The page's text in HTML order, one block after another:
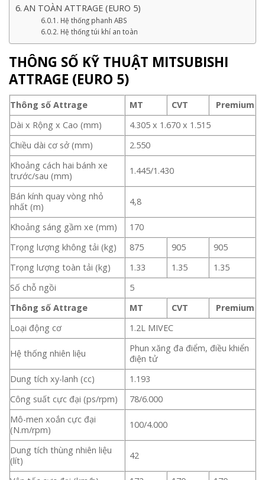
AN TOÀN ATTRAGE (EURO 5)
Hệ thống phanh ABS
Hệ thống túi khí an toàn
THÔNG SỐ KỸ THUẬT MITSUBISHI
ATTRAGE (EURO 5)
Thông số Attrage MT CVT
Premium
Dài x Rộng x Cao (mm)
4.305 x 1.670 x 1.515
Chiều dài cơ sở (mm)
2.550
Khoảng cách hai bánh xe
trước/sau (mm)
1.445/1.430
Bán kính quay vòng nhỏ
nhất (m)
4,8
Khoảng sáng gầm xe (mm)
170
Trọng lượng không tải (kg)
875 905
905
Trọng lượng toàn tải (kg)
1.33 1.35
1.35
Số chỗ ngồi
5
Thông số Attrage
MT CVT
Premium
Loại động cơ
1.2L MIVEC
Hệ thống nhiên liệu
Phun xăng đa điểm, điều khiển
điện tử
Dung tích xy-lanh (cc)
1.193
Công suất cực đại (ps/rpm)
78/6.000
Mô-men xoắn cực đại
(N.m/rpm)
100/4.000
Dung tích thùng nhiên liệu
(lít)
42